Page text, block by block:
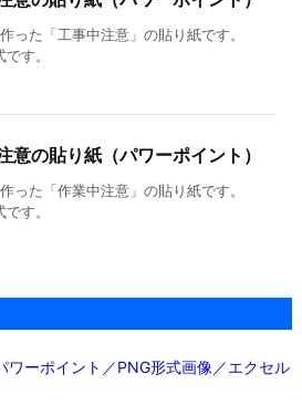
った「工事中注意」の貼り紙です。
す。
意の貼り紙（パワーポイント）
った「作業中注意」の貼り紙です。
す。
ワーポイント／PNG形式画像／エクセル